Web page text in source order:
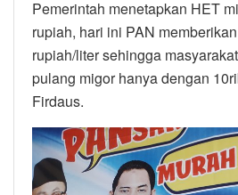
Pemerintah menetapkan HET
rupiah, hari ini PAN
rupiah/liter sehingga
pulang migor hanya dengan
Firdaus.